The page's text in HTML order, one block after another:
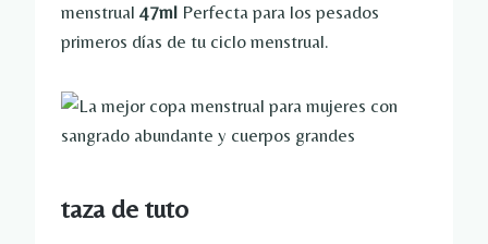
menstrual 47ml Perfecta para los pesados ​​
primeros días de tu ciclo menstrual.
taza de tuto